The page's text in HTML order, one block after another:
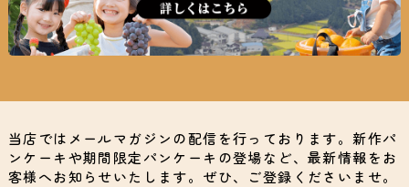
当店ではメールマガジンの配信を行っております。新作パ
ンケーキや期間限定パンケーキの登場など、最新情報をお
客様へお知らせいたします。ぜひ、ご登録くださいませ。